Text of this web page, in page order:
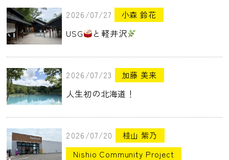
2026/07/27 小森 鈴花
USG と軽井沢
2026/07/23 加藤 美来
人生初の北海道！
2026/07/20
桂山 紫乃
Nishio Community Project